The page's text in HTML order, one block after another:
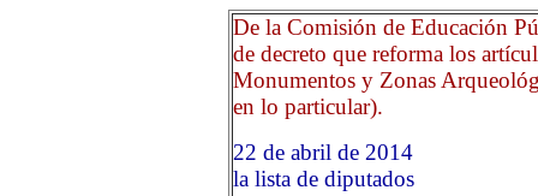
De la Comisión de Educación
de decreto que reforma los
Monumentos y Zonas
en lo particular).
22 de abril de 2014
la lista de diputados